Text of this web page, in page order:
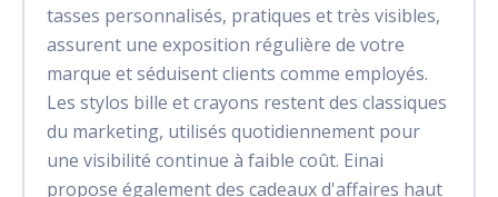
tasses personnalisés, pratiques et très visibles,
assurent une exposition régulière de votre
marque et séduisent clients comme employés.
Les stylos bille et crayons restent des classiques
du marketing, utilisés quotidiennement pour
une visibilité continue à faible coût. Einai
propose également des cadeaux d'affaires haut